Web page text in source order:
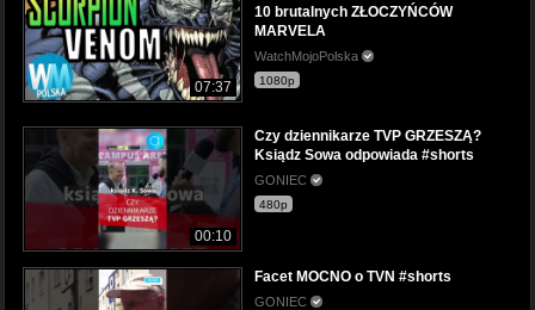
07:37
10 brutalnych ZŁOCZYŃCÓW
MARVELA
WatchMojoPolska
1080p
00:10
Czy dziennikarze TVP GRZESZĄ?
Ksiądz Sowa odpowiada #shorts
GONIEC
480p
Facet MOCNO o TVN #shorts
GONIEC